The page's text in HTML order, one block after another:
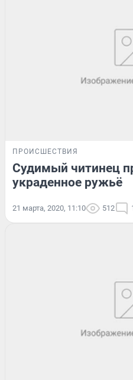
ПРОИСШЕСТВИЯ
Судимый читинец
украденное ружьё
21 марта, 2020, 11:10 512